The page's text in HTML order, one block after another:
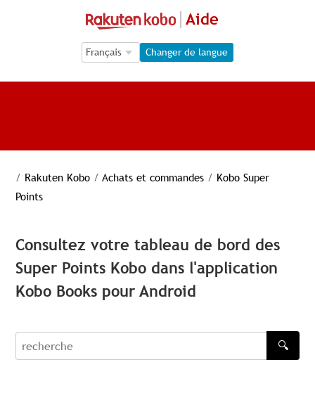
Aide
Language Selection
Language Selection
Changer de langue
/ Rakuten Kobo / Achats et commandes / Kobo Super
Points
Consultez votre tableau de bord des
Super Points Kobo dans l'application
Kobo Books pour Android
recherche
🔍